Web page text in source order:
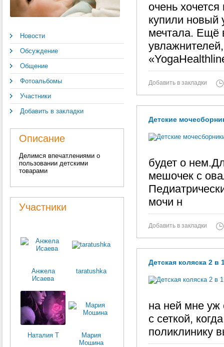
Новости
Обсуждение
Общение
Фотоальбомы
Участники
Добавить в закладки
Описание
Делимся впечатлениями о
пользовании детскими
товарами
Участники
Анжела
Исаева
taratushka
Наталия Т
Мария
Мошина
очень
купили новый
мечтала. Ещё
Добавить в закладки
Детские
будет о
мешочек с
мочи н
Добавить в закладки
Детская коляска 2 в
на ней мне уж
с сеткой,
поликлинику